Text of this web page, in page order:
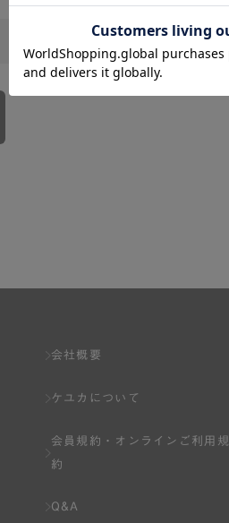
会社概要
ケユカについて
会員規約・
オンラインご利用規
約
Q&A